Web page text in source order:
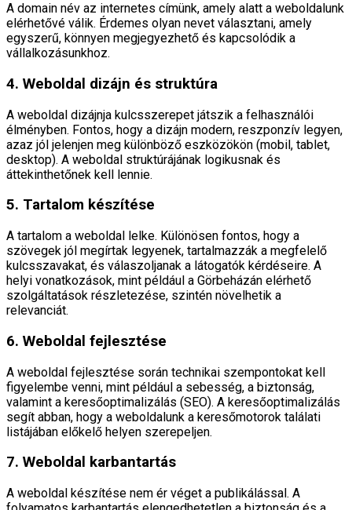
A domain név az internetes címünk, amely alatt a weboldalunk
elérhetővé válik. Érdemes olyan nevet választani, amely
egyszerű, könnyen megjegyezhető és kapcsolódik a
vállalkozásunkhoz.
4. Weboldal dizájn és struktúra
A weboldal dizájnja kulcsszerepet játszik a felhasználói
élményben. Fontos, hogy a dizájn modern, reszponzív legyen,
azaz jól jelenjen meg különböző eszközökön (mobil, tablet,
desktop). A weboldal struktúrájának logikusnak és
áttekinthetőnek kell lennie.
5. Tartalom készítése
A tartalom a weboldal lelke. Különösen fontos, hogy a
szövegek jól megírtak legyenek, tartalmazzák a megfelelő
kulcsszavakat, és válaszoljanak a látogatók kérdéseire. A
helyi vonatkozások, mint például a Görbeházán elérhető
szolgáltatások részletezése, szintén növelhetik a
relevanciát.
6. Weboldal fejlesztése
A weboldal fejlesztése során technikai szempontokat kell
figyelembe venni, mint például a sebesség, a biztonság,
valamint a keresőoptimalizálás (SEO). A keresőoptimalizálás
segít abban, hogy a weboldalunk a keresőmotorok találati
listájában előkelő helyen szerepeljen.
7. Weboldal karbantartás
A weboldal készítése nem ér véget a publikálással. A